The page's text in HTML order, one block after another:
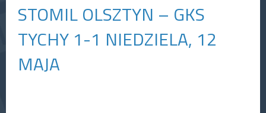
STOMIL OLSZTYN – GKS
TYCHY 1-1 NIEDZIELA, 12
MAJA